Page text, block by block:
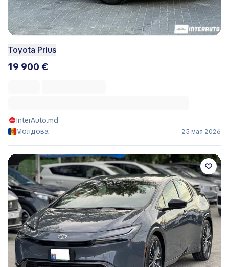
Toyota Prius
19 900 €
InterAuto.md
Молдова
25 мая 2026